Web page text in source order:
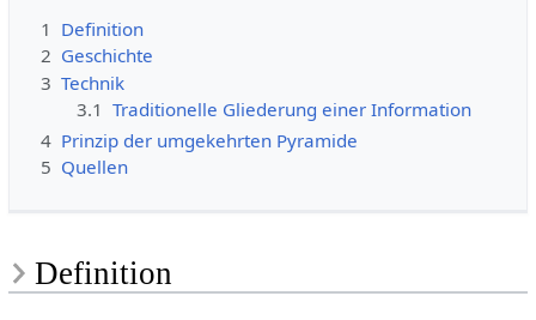
1 Definition
2 Geschichte
3 Technik
3.1 Traditionelle Gliederung einer Information
4 Prinzip der umgekehrten Pyramide
5 Quellen
Definition